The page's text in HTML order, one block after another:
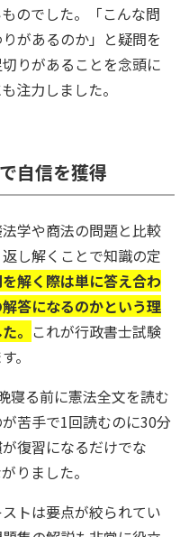
のでした。「こんな問
があるのか」と疑問を
りがあることを念頭に
注力しました。
自信を獲得
学や商法の問題と比較
し解くことで知識の定
解く際は単に答え合わ
答になるのかという理
。 これが行政書士試験
。
寝る前に憲法全文を読む
苦手で1回読むのに30分
復習になるだけでな
りました。
トは要点が絞られてい